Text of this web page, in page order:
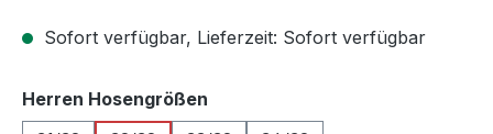
Sofort verfügbar, Lieferzeit: Sofort verfügbar
Herren Hosengrößen